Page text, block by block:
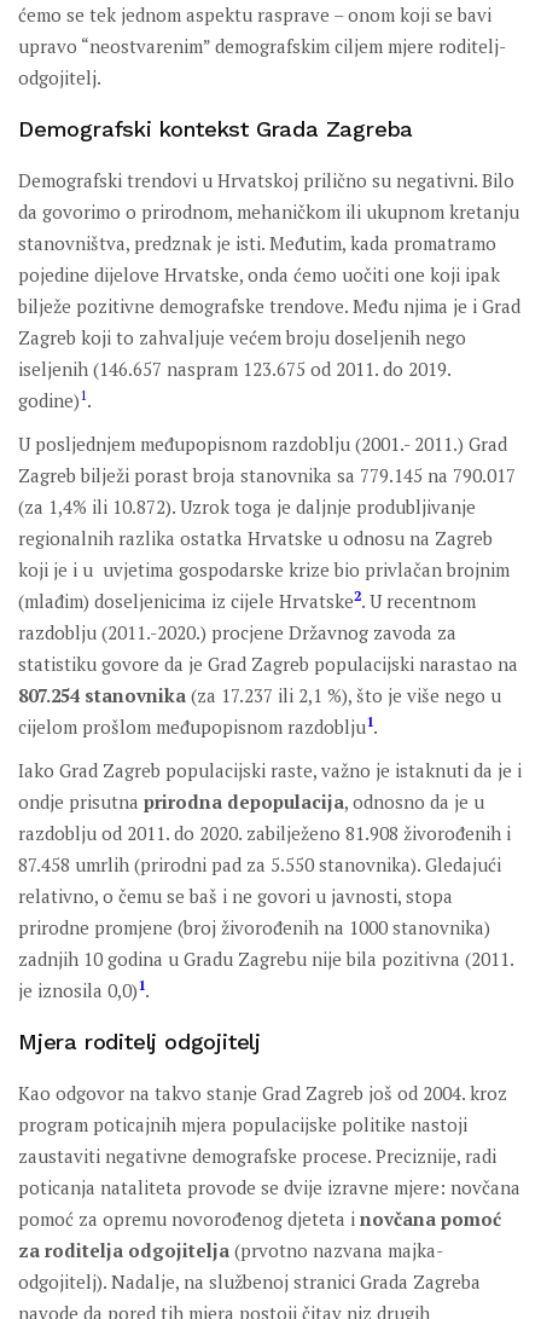
ćemo se tek jednom aspektu rasprave – onom koji se bavi
upravo “neostvarenim” demografskim ciljem mjere roditelj-
odgojitelj.
Demografski kontekst Grada Zagreba
Demografski trendovi u Hrvatskoj prilično su negativni. Bilo
da govorimo o prirodnom, mehaničkom ili ukupnom kretanju
stanovništva, predznak je isti. Međutim, kada promatramo
pojedine dijelove Hrvatske, onda ćemo uočiti one koji ipak
bilježe pozitivne demografske trendove. Među njima je i Grad
Zagreb koji to zahvaljuje većem broju doseljenih nego
iseljenih (146.657 naspram 123.675 od 2011. do 2019.
godine)1.
U posljednjem međupopisnom razdoblju (2001.- 2011.) Grad
Zagreb bilježi porast broja stanovnika sa 779.145 na 790.017
(za 1,4% ili 10.872). Uzrok toga je daljnje produbljivanje
regionalnih razlika ostatka Hrvatske u odnosu na Zagreb
koji je i u uvjetima gospodarske krize bio privlačan brojnim
(mlađim) doseljenicima iz cijele Hrvatske2. U recentnom
razdoblju (2011.-2020.) procjene Državnog zavoda za
statistiku govore da je Grad Zagreb populacijski narastao na
807.254 stanovnika (za 17.237 ili 2,1 %), što je više nego u
cijelom prošlom međupopisnom razdoblju1.
Iako Grad Zagreb populacijski raste, važno je istaknuti da je i
ondje prisutna prirodna depopulacija, odnosno da je u
razdoblju od 2011. do 2020. zabilježeno 81.908 živorođenih i
87.458 umrlih (prirodni pad za 5.550 stanovnika). Gledajući
relativno, o čemu se baš i ne govori u javnosti, stopa
prirodne promjene (broj živorođenih na 1000 stanovnika)
zadnjih 10 godina u Gradu Zagrebu nije bila pozitivna (2011.
je iznosila 0,0)1.
Mjera roditelj odgojitelj
Kao odgovor na takvo stanje Grad Zagreb još od 2004. kroz
program poticajnih mjera populacijske politike nastoji
zaustaviti negativne demografske procese. Preciznije, radi
poticanja nataliteta provode se dvije izravne mjere: novčana
pomoć za opremu novorođenog djeteta i novčana pomoć
za roditelja odgojitelja (prvotno nazvana majka-
odgojitelj). Nadalje, na službenoj stranici Grada Zagreba
navode da pored tih mjera postoji čitav niz drugih